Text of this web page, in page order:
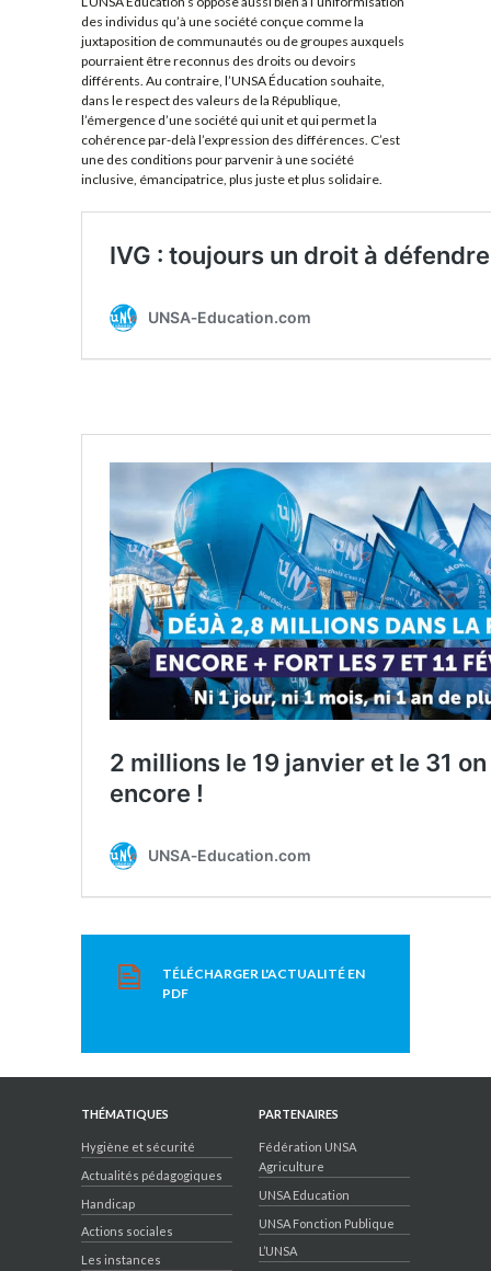
des individus qu’à une société conçue comme la
juxtaposition de communautés ou de groupes auxquels
pourraient être reconnus des droits ou devoirs
différents. Au contraire, l’UNSA Éducation souhaite,
dans le respect des valeurs de la République,
l’émergence d’une société qui unit et qui permet la
cohérence par-delà l’expression des différences. C’est
une des conditions pour parvenir à une société
inclusive, émancipatrice, plus juste et plus solidaire.
TÉLÉCHARGER L'ACTUALITÉ EN
PDF
THÉMATIQUES
Hygiène et sécurité
Actualités pédagogiques
Handicap
Actions sociales
Les instances
PARTENAIRES
Fédération UNSA
Agriculture
UNSA Education
UNSA Fonction Publique
L’UNSA